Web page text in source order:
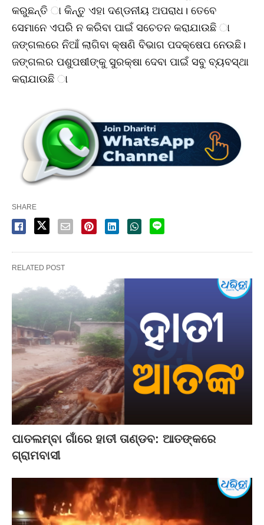
କରୁଛନ୍ତି ା କିନ୍ତୁ ଏହା ଦଣ୍ଡନୀୟ ଅପରାଧ। ତେବେ
ସେମାନେ ଏପରି ନ କରିବା ପାଇଁ ସଚେତନ କରାଯାଉଛି ା
ଜଙ୍ଗଲରେ ନିଆଁ ଲାଗିବା କ୍ଷଣି ବିଭାଗ ପଦକ୍ଷେପ ନେଉଛି।
ଜଙ୍ଗଲର ପଶୁପଷୀଙ୍କୁ ସୁରକ୍ଷା ଦେବା ପାଇଁ ସବୁ ବ୍ୟବସ୍ଥା
କରାଯାଉଛି ା
SHARE
RELATED POST
ପାତଲମ୍ବା ଗାଁରେ ହାତୀ ତାଣ୍ଡବ: ଆତଙ୍କରେ
ଗ୍ରାମବାସୀ